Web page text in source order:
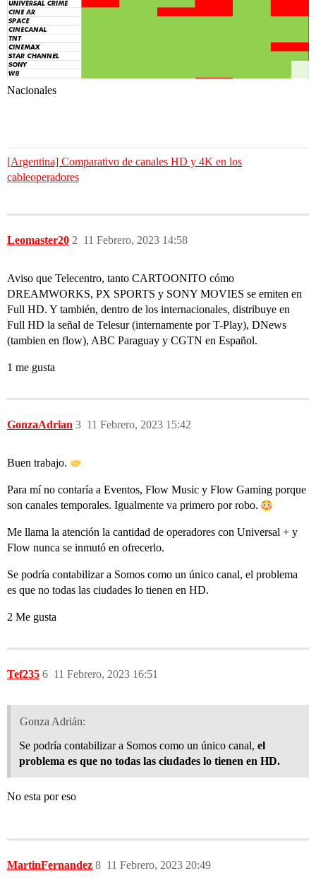
Nacionales
[Argentina] Comparativo de canales HD y 4K en los
cableoperadores
Leomaster20 11 Febrero, 2023 14:58
2
Aviso que Telecentro, tanto CARTOONITO cómo
DREAMWORKS, PX SPORTS y SONY MOVIES se emiten en
Full HD. Y también, dentro de los internacionales, distribuye en
Full HD la señal de Telesur (internamente por T-Play), DNews
(tambien en flow), ABC Paraguay y CGTN en Español.
1 me gusta
GonzaAdrian 11 Febrero, 2023 15:42
3
Buen trabajo.
Para mí no contaría a Eventos, Flow Music y Flow Gaming porque
son canales temporales. Igualmente va primero por robo.
Me llama la atención la cantidad de operadores con Universal + y
Flow nunca se inmutó en ofrecerlo.
Se podría contabilizar a Somos como un único canal, el problema
es que no todas las ciudades lo tienen en HD.
2 Me gusta
Tef235 11 Febrero, 2023 16:51
6
Gonza Adrián:
Se podría contabilizar a Somos como un único canal, el
problema es que no todas las ciudades lo tienen en HD.
No esta por eso
MartinFernandez 11 Febrero, 2023 20:49
8